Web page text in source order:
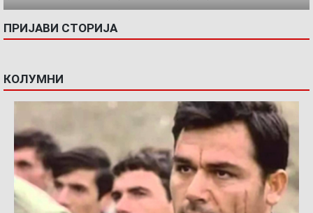
ПРИЈАВИ СТОРИЈА
КОЛУМНИ